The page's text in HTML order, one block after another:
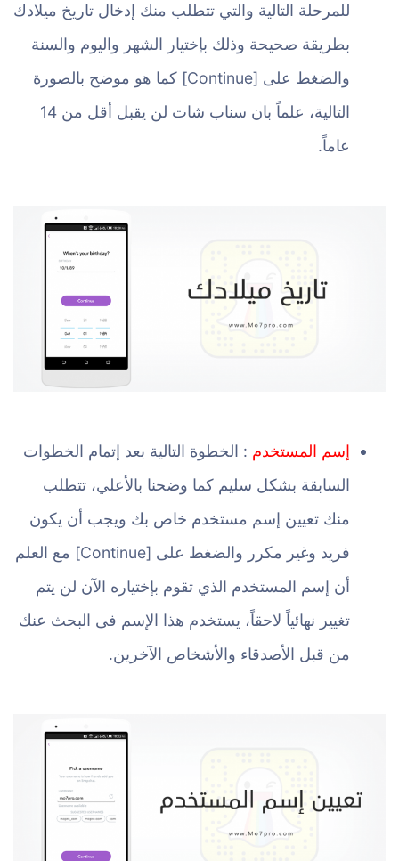
للمرحلة التالية والتي تتطلب منك إدخال تاريخ ميلادك
بطريقة صحيحة وذلك بإختيار الشهر واليوم والسنة
والضغط على [Continue] كما هو موضح بالصورة
التالية، علماً بان سناب شات لن يقبل أقل من 14
عاماً.
إسم المستخدم : الخطوة التالية بعد إتمام الخطوات
السابقة بشكل سليم كما وضحنا بالأعلي، تتطلب
منك تعيين إسم مستخدم خاص بك ويجب أن يكون
فريد وغير مكرر والضغط على [Continue] مع العلم
أن إسم المستخدم الذي تقوم بإختياره الآن لن يتم
تغيير نهائياً لاحقاً، يستخدم هذا الإسم فى البحث عنك
من قبل الأصدقاء والأشخاص الآخرين.